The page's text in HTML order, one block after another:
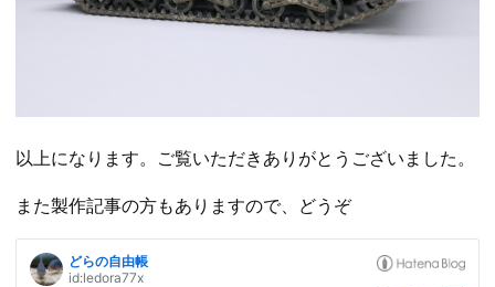
以上になります。ご覧いただきありがとうございました。
また製作記事の方もありますので、どうぞ